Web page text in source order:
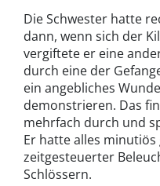
Die Schwester hatte
dann, wenn sich der
vergiftete er eine
durch eine der
ein angebliches
demonstrieren. Das
mehrfach durch und
Er hatte alles
zeitgesteuerter
Schlössern.